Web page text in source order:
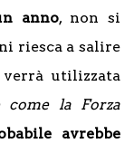
anno, non si
riesca a salire
verrà utilizzata
come la Forza
avrebbe